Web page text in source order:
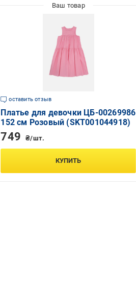
оставить отзыв
Платье для девочки ЦБ-00269986
152 см Розовый (SKT001044918)
749 ₴/шт.
КУПИТЬ